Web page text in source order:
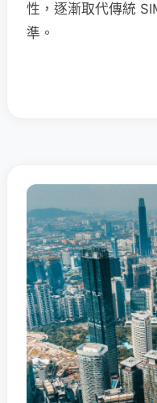
性，逐漸取代傳統
準。